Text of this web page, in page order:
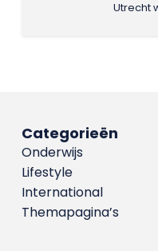
Utrecht
Categorieën
Onderwijs
Lifestyle
International
Themapagina’s